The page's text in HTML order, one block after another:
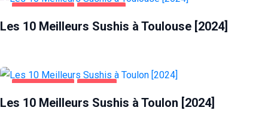
Les 10 Meilleurs Sushis à Toulouse [2024]
Les 10 Meilleurs Sushis à Toulon [2024]